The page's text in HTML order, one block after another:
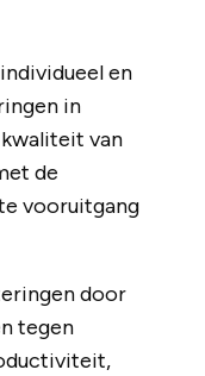
en
in
van
de
vooruitgang
door
tegen